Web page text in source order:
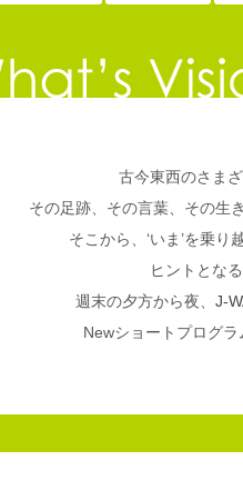
古今東西のさま
その足跡、その言葉、その生
そこから、‘いま’を乗
ヒントとな
週末の夕方から夜、 J-
Newショートプログ